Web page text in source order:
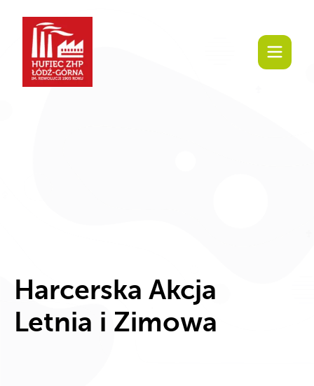
Harcerska Akcja
Letnia i Zimowa